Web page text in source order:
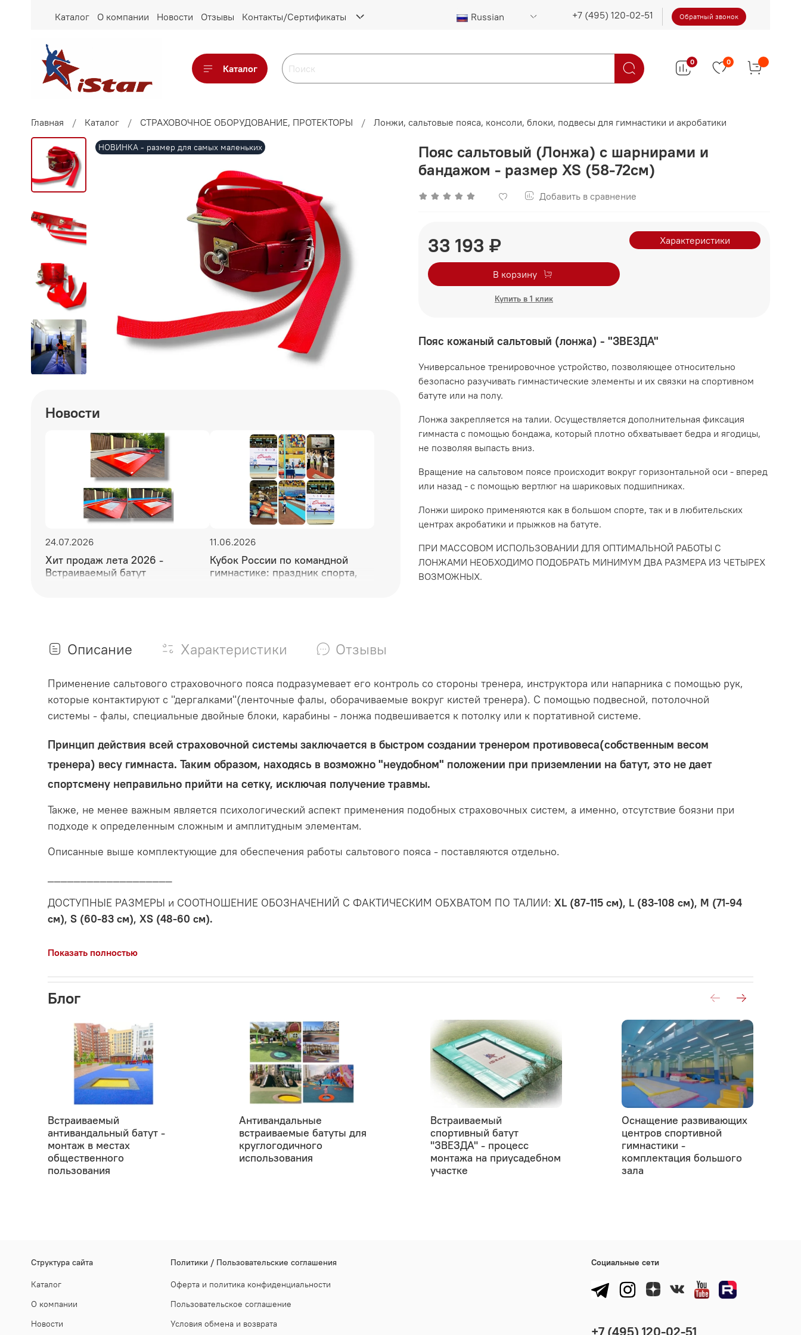
Каталог О компании Новости Отзывы Контакты/Сертификаты Russian Обратный звонок
Каталог
0 0
Главная Каталог СТРАХОВОЧНОЕ ОБОРУДОВАНИЕ, ПРОТЕКТОРЫ Лонжи, сальтовые пояса, консоли, блоки, подвесы для гимнастики и акробатики
НОВИНКА - размер для самых маленьких
Новости
24.07.2026
Хит продаж лета 2026 -
Встраиваемый батут
11.06.2026
Кубок России по командной
гимнастике: праздник спорта,
Пояс сальтовый (Лонжа) с шарнирами и
бандажом - размер XS (58-72см)
Добавить в сравнение
33 193 ₽
В корзину
Купить в 1 клик
Характеристики
Пояс кожаный сальтовый (лонжа) - "ЗВЕЗДА"
Универсальное тренировочное устройство, позволяющее относительно
безопасно разучивать гимнастические элементы и их связки на спортивном
батуте или на полу.
Лонжа закрепляется на талии. Осуществляется дополнительная фиксация
гимнаста с помощью бондажа, который плотно обхватывает бедра и ягодицы,
не позволяя выпасть вниз.
Вращение на сальтовом поясе происходит вокруг горизонтальной оси - вперед
или назад - с помощью вертлюг на шариковых подшипниках.
Лонжи широко применяются как в большом спорте, так и в любительских
центрах акробатики и прыжков на батуте.
ПРИ МАССОВОМ ИСПОЛЬЗОВАНИИ ДЛЯ ОПТИМАЛЬНОЙ РАБОТЫ С
ЛОНЖАМИ НЕОБХОДИМО ПОДОБРАТЬ МИНИМУМ ДВА РАЗМЕРА ИЗ ЧЕТЫРЕХ
ВОЗМОЖНЫХ.
Описание Характеристики Отзывы
Применение сальтового страховочного пояса подразумевает его контроль со стороны тренера, инструктора или напарника с помощью рук,
которые контактируют с "дергалками"(ленточные фалы, оборачиваемые вокруг кистей тренера). С помощью подвесной, потолочной
системы - фалы, специальные двойные блоки, карабины - лонжа подвешивается к потолку или к портативной системе.
Принцип действия всей страховочной системы заключается в быстром создании тренером противовеса(собственным весом
тренера) весу гимнаста. Таким образом, находясь в возможно "неудобном" положении при приземлении на батут, это не дает
спортсмену неправильно прийти на сетку, исключая получение травмы.
Также, не менее важным является психологический аспект применения подобных страховочных систем, а именно, отсутствие боязни при
подходе к определенным сложным и амплитудным элементам.
Описанные выше комплектующие для обеспечения работы сальтового пояса - поставляются отдельно.
ДОСТУПНЫЕ РАЗМЕРЫ и СООТНОШЕНИЕ ОБОЗНАЧЕНИЙ С ФАКТИЧЕСКИМ ОБХВАТОМ ПО ТАЛИИ: XL (87-115 см), L (83-108 см), M (71-94
см), S (60-83 см), XS (48-60 см).
Показать полностью
Блог
Встраиваемый
антивандальный батут -
монтаж в местах
общественного
пользования
Антивандальные
встраиваемые батуты для
круглогодичного
использования
Встраиваемый
спортивный батут
"ЗВЕЗДА" - процесс
монтажа на приусадебном
участке
Оснащение развивающих
центров спортивной
гимнастики -
комплектация большого
зала
Cтруктура сайта
Каталог
О компании
Новости
Политики / Пользовательские соглашения
Оферта и политика конфиденциальности
Пользовательское соглашение
Условия обмена и возврата
Социальные сети